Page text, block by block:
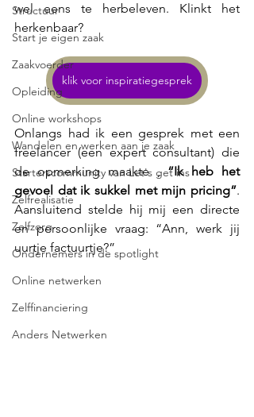
Structuur
Start je eigen zaak
Zaakvoerder
Opleiding
Online workshops
Wandelen en werken aan je zaak
Starterscommunity van Let's get ins
Zelfrealisatie
Zelfzorg
Ondernemers in de spotlight
Online netwerken
Zelffinanciering
Anders Netwerken
wel eens te herbeleven. Klinkt het
herkenbaar?
klik voor inspiratiegesprek
Onlangs had ik een gesprek met een
freelancer (een expert consultant) die
de opmerking maakte , “Ik heb het
gevoel dat ik sukkel met mijn pricing”.
Aansluitend stelde hij mij een directe
en persoonlijke vraag: “Ann, werk jij
uurtje factuurtje?”